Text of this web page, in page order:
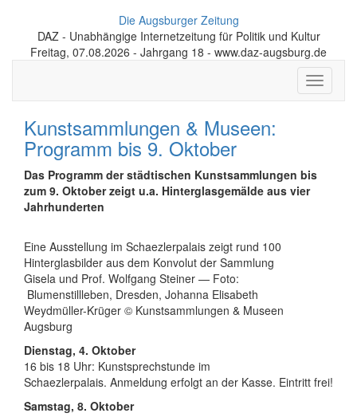
Die Augsburger Zeitung
DAZ - Unabhängige Internetzeitung für Politik und Kultur
Freitag, 07.08.2026 - Jahrgang 18 - www.daz-augsburg.de
Toggle
Kunstsammlungen & Museen:
Programm bis 9. Oktober
Das Programm der städtischen Kunstsammlungen bis
zum 9. Oktober zeigt u.a. Hinterglasgemälde aus vier
Jahrhunderten
Eine Ausstellung im Schaezlerpalais zeigt rund 100
Hinterglasbilder aus dem Konvolut der Sammlung
Gisela und Prof. Wolfgang Steiner — Foto:
Blumenstillleben, Dresden, Johanna Elisabeth
Weydmüller-Krüger © Kunstsammlungen & Museen
Augsburg
Dienstag, 4. Oktober
16 bis 18 Uhr: Kunstsprechstunde im
Schaezlerpalais. Anmeldung erfolgt an der Kasse. Eintritt frei!
Samstag, 8. Oktober